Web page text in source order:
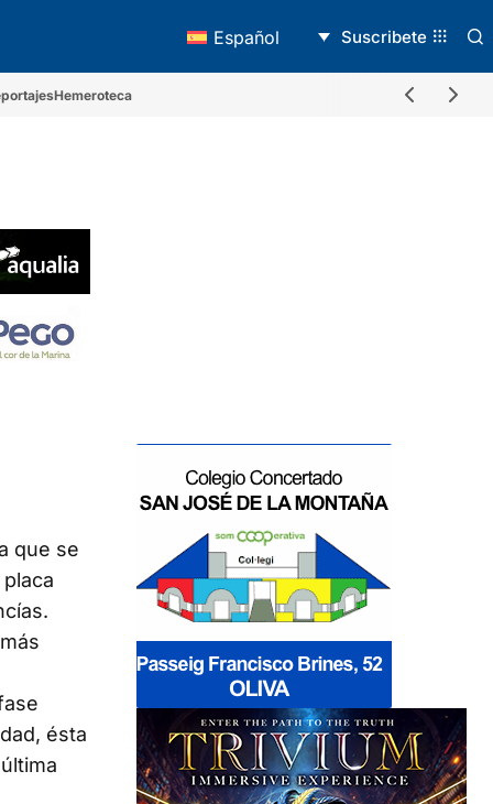
Español Suscribete
Hemeroteca
que se
ésta